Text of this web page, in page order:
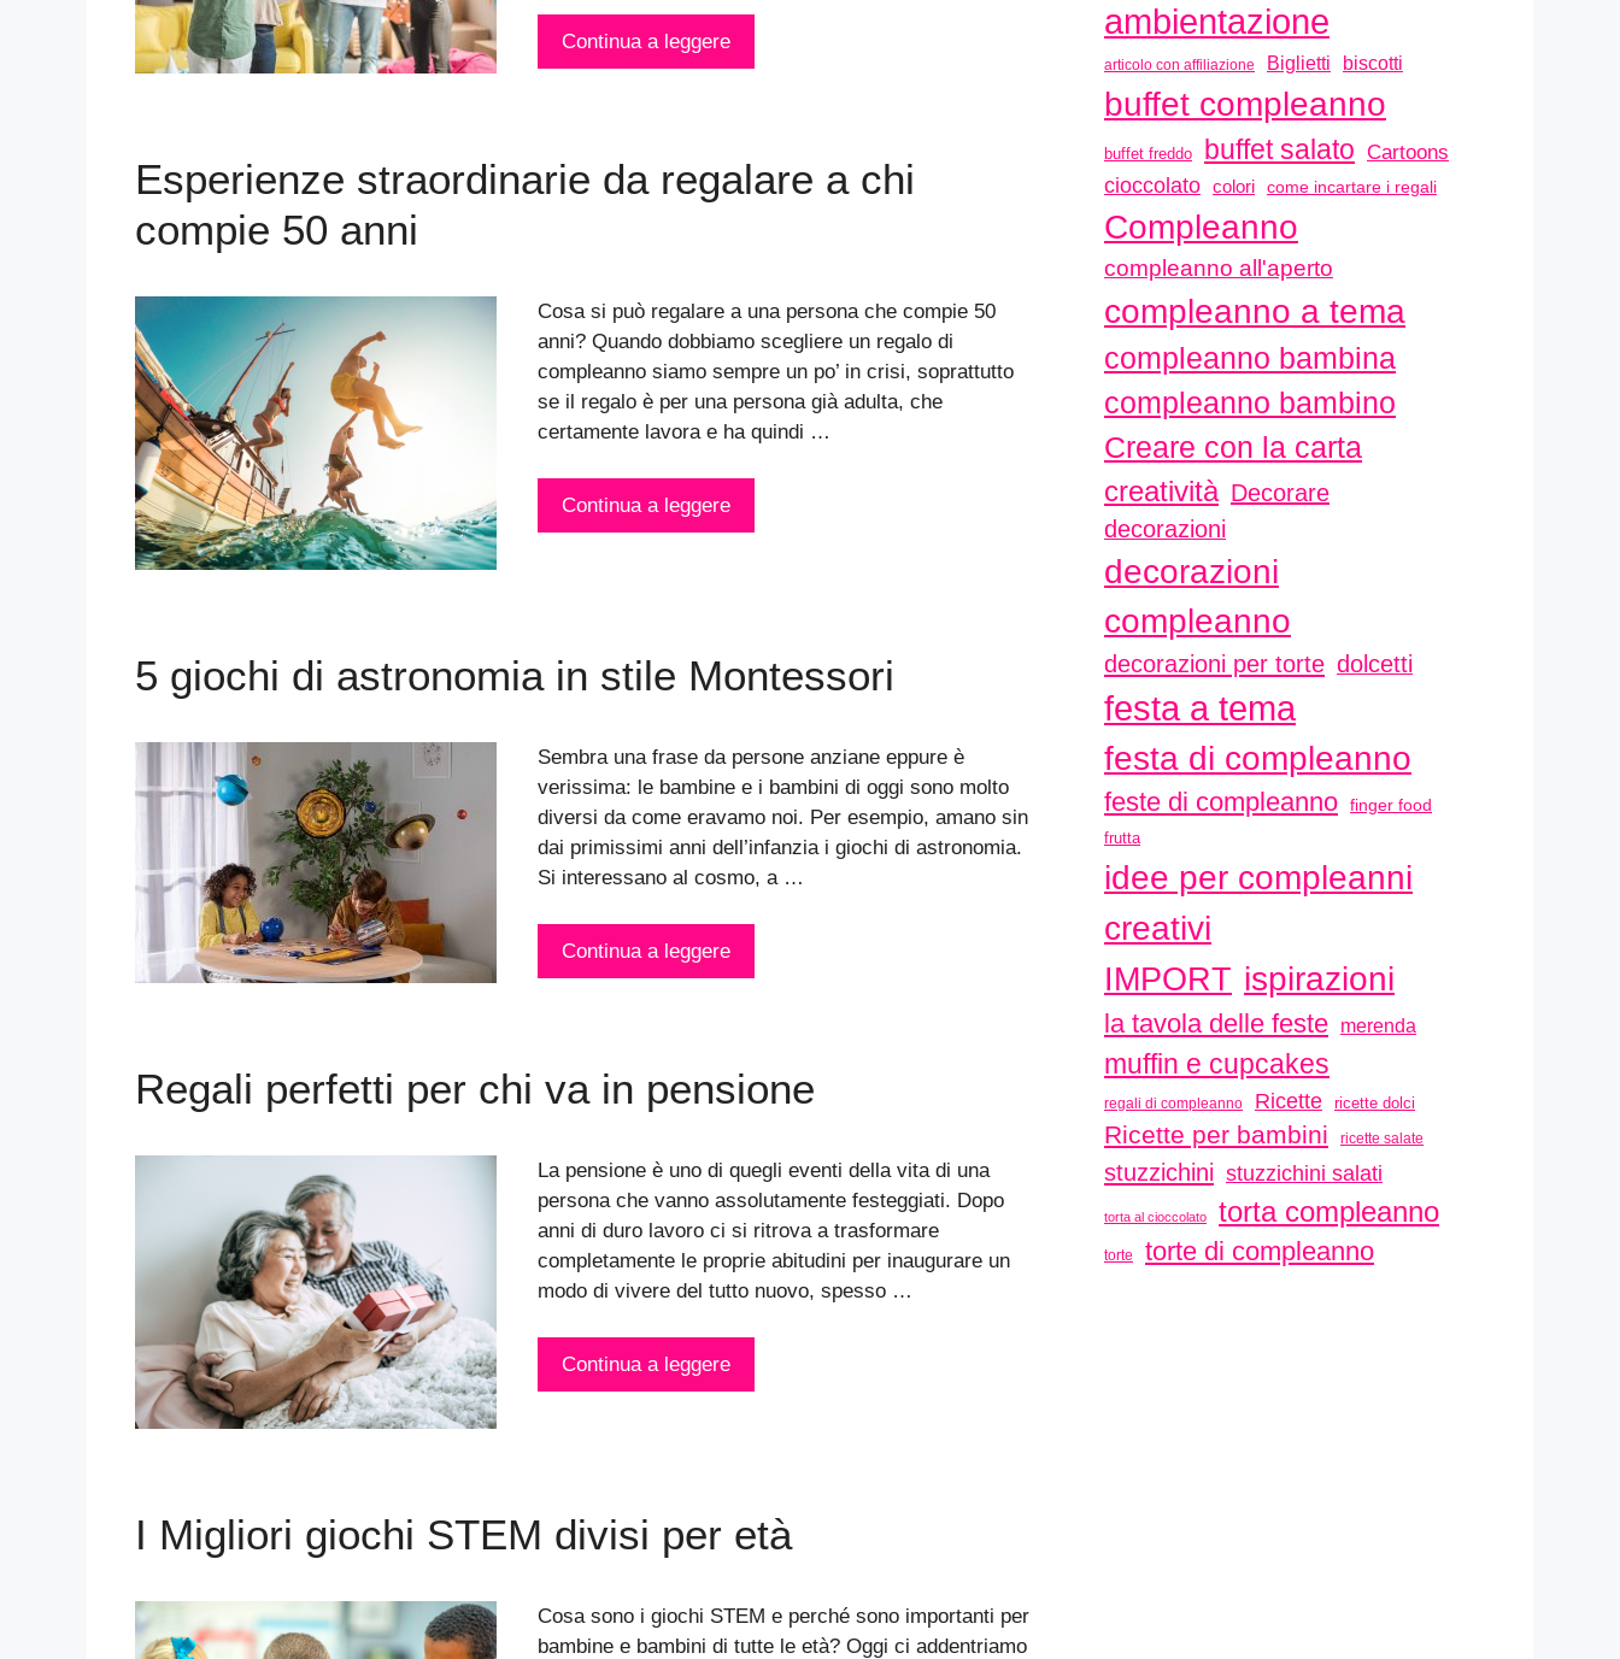
Continua a leggere
Esperienze straordinarie da regalare a chi
compie 50 anni
Cosa si può regalare a una persona che compie 50
anni? Quando dobbiamo scegliere un regalo di
compleanno siamo sempre un po’ in crisi, soprattutto
se il regalo è per una persona già adulta, che
certamente lavora e ha quindi …
Continua a leggere
5 giochi di astronomia in stile Montessori
Sembra una frase da persone anziane eppure è
verissima: le bambine e i bambini di oggi sono molto
diversi da come eravamo noi. Per esempio, amano sin
dai primissimi anni dell’infanzia i giochi di astronomia.
Si interessano al cosmo, a …
Continua a leggere
Regali perfetti per chi va in pensione
La pensione è uno di quegli eventi della vita di una
persona che vanno assolutamente festeggiati. Dopo
anni di duro lavoro ci si ritrova a trasformare
completamente le proprie abitudini per inaugurare un
modo di vivere del tutto nuovo, spesso …
Continua a leggere
I Migliori giochi STEM divisi per età
Cosa sono i giochi STEM e perché sono importanti per
bambine e bambini di tutte le età? Oggi ci addentriamo
ambientazione
articolo con affiliazione Biglietti biscotti
buffet compleanno
buffet freddo buffet salato Cartoons
cioccolato colori come incartare i regali
Compleanno
compleanno all'aperto
compleanno a tema
compleanno bambina
compleanno bambino
Creare con la carta
creatività Decorare
decorazioni
decorazioni
compleanno
decorazioni per torte dolcetti
festa a tema
festa di compleanno
feste di compleanno finger food
frutta
idee per compleanni
creativi
IMPORT ispirazioni
la tavola delle feste merenda
muffin e cupcakes
regali di compleanno Ricette ricette dolci
Ricette per bambini ricette salate
stuzzichini stuzzichini salati
torta al cioccolato torta compleanno
torte torte di compleanno